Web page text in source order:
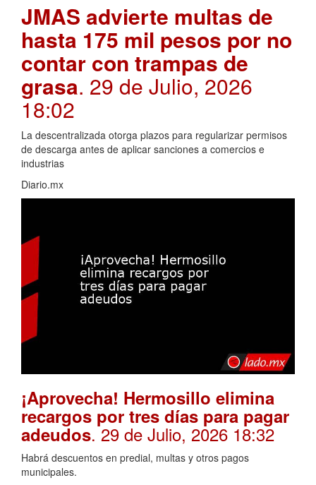
JMAS advierte multas de
hasta 175 mil pesos por no
contar con trampas de
grasa. 29 de Julio, 2026
18:02
La descentralizada otorga plazos para regularizar permisos
de descarga antes de aplicar sanciones a comercios e
industrias
Diario.mx
¡Aprovecha! Hermosillo elimina
recargos por tres días para pagar
adeudos. 29 de Julio, 2026 18:32
Habrá descuentos en predial, multas y otros pagos
municipales.